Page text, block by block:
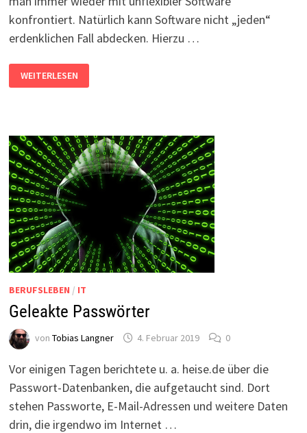
konfrontiert. Natürlich kann Software nicht „jeden“
erdenklichen Fall abdecken. Hierzu …
UNFLEXIBILITÄT
VON
IT-
WEITERLESEN
BERUFSLEBEN / IT
Geleakte Passwörter
von Tobias Langner 4. Februar 2019 0
Vor einigen Tagen berichtete u. a. heise.de über die
Passwort-Datenbanken, die aufgetaucht sind. Dort
stehen Passworte, E-Mail-Adressen und weitere Daten
drin, die irgendwo im Internet …